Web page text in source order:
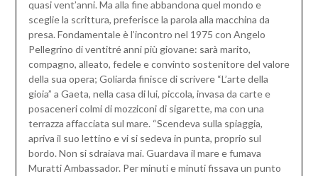
quasi vent’anni. Ma alla fine abbandona quel mondo e
sceglie la scrittura, preferisce la parola alla macchina da
presa. Fondamentale è l’incontro nel 1975 con Angelo
Pellegrino di ventitré anni più giovane: sarà marito,
compagno, alleato, fedele e convinto sostenitore del valore
della sua opera; Goliarda finisce di scrivere “L’arte della
gioia” a Gaeta, nella casa di lui, piccola, invasa da carte e
posaceneri colmi di mozziconi di sigarette, ma con una
terrazza affacciata sul mare. “Scendeva sulla spiaggia,
apriva il suo lettino e vi si sedeva in punta, proprio sul
bordo. Non si sdraiava mai. Guardava il mare e fumava
Muratti Ambassador. Per minuti e minuti fissava un punto